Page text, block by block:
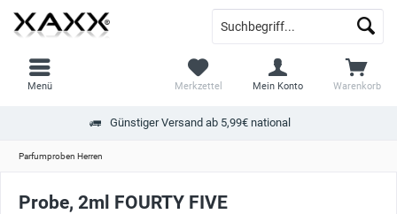
Günstiger Versand ab 5,99€ national
Warenkorb
Merkzettel Mein Konto
Menü
Parfumproben Herren
Probe, 2ml FOURTY FIVE